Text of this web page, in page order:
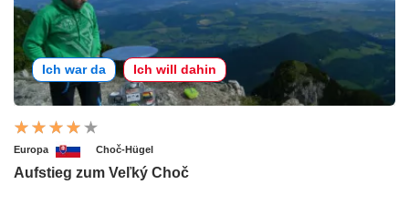
Ich war da Ich will dahin
Europa Choč-Hügel
Aufstieg zum Veľký Choč